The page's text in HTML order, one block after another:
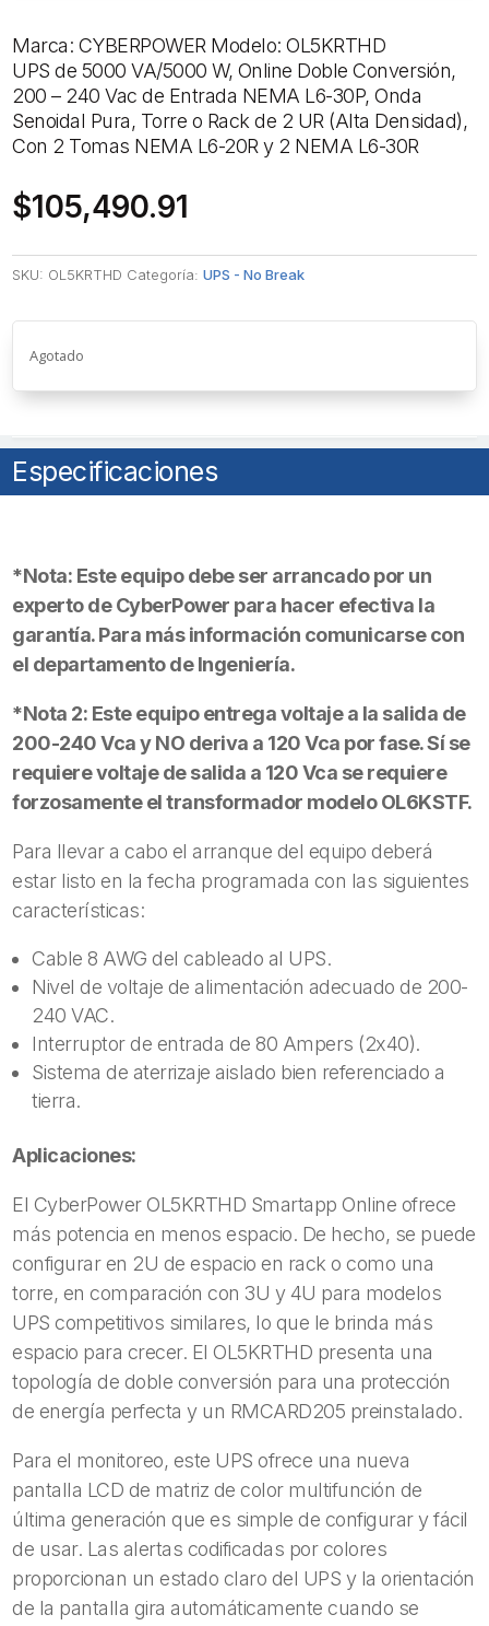
Marca: CYBERPOWER Modelo: OL5KRTHD
UPS de 5000 VA/5000 W, Online Doble Conversión,
200 – 240 Vac de Entrada NEMA L6-30P, Onda
Senoidal Pura, Torre o Rack de 2 UR (Alta Densidad),
Con 2 Tomas NEMA L6-20R y 2 NEMA L6-30R
$105,490.91
SKU: OL5KRTHD Categoría:UPS - No Break
Agotado
Especificaciones
*Nota: Este equipo debe ser arrancado por un
experto de CyberPower para hacer efectiva la
garantía. Para más información comunicarse con
el departamento de Ingeniería.
*Nota 2: Este equipo entrega voltaje a la salida de
200-240 Vca y NO deriva a 120 Vca por fase. Sí se
requiere voltaje de salida a 120 Vca se requiere
forzosamente el transformador modelo OL6KSTF.
Para llevar a cabo el arranque del equipo deberá
estar listo en la fecha programada con las siguientes
características:
Cable 8 AWG del cableado al UPS.
Nivel de voltaje de alimentación adecuado de 200-
240 VAC.
Interruptor de entrada de 80 Ampers (2x40).
Sistema de aterrizaje aislado bien referenciado a
tierra.
Aplicaciones:
El CyberPower OL5KRTHD Smartapp Online ofrece
más potencia en menos espacio. De hecho, se puede
configurar en 2U de espacio en rack o como una
torre, en comparación con 3U y 4U para modelos
UPS competitivos similares, lo que le brinda más
espacio para crecer. El OL5KRTHD presenta una
topología de doble conversión para una protección
de energía perfecta y un RMCARD205 preinstalado.
Para el monitoreo, este UPS ofrece una nueva
pantalla LCD de matriz de color multifunción de
última generación que es simple de configurar y fácil
de usar. Las alertas codificadas por colores
proporcionan un estado claro del UPS y la orientación
de la pantalla gira automáticamente cuando se